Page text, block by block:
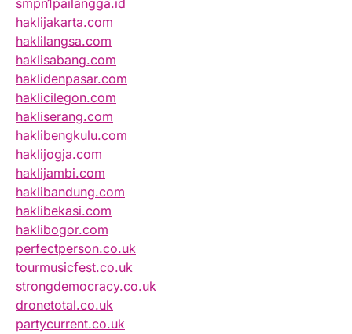
smpn1pailangga.id
haklijakarta.com
haklilangsa.com
haklisabang.com
haklidenpasar.com
haklicilegon.com
hakliserang.com
haklibengkulu.com
haklijogja.com
haklijambi.com
haklibandung.com
haklibekasi.com
haklibogor.com
perfectperson.co.uk
tourmusicfest.co.uk
strongdemocracy.co.uk
dronetotal.co.uk
partycurrent.co.uk